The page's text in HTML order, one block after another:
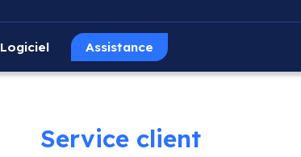
Logiciel Assistance
Service client